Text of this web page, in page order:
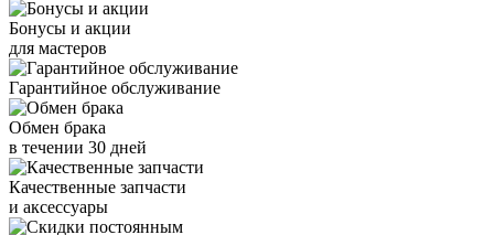
Бонусы и акции
для мастеров
Гарантийное обслуживание
Обмен брака
в течении 30 дней
Качественные запчасти
и аксессуары